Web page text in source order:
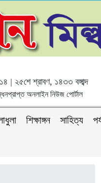
| ২৫শে শ্রাবণ, ১৪৩৩ বঙ্গাব্দ
অনলাইন নিউজ পোর্টাল
শিক্ষাঙ্গন সাহিত্য